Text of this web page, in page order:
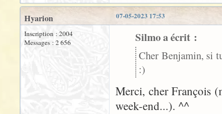
07-05-2023 17:53
Hyarion
Inscription : 2004
Messages : 2 656
Silmo a écrit :
Cher Benjamin, si
:)
Merci, cher François
week-end...). ^^